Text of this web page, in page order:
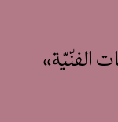
الفنّيّة»